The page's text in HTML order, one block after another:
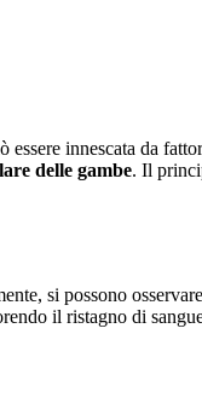
essere innescata da
delle gambe. Il
si possono osservare
il ristagno di